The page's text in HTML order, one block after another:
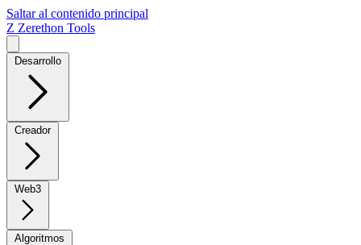
Saltar al contenido principal
Z Zerethon Tools
Desarrollo
Creador
Web3
Algoritmos